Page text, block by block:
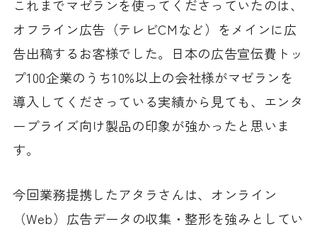
これまでマゼランを使ってくださっていたのは、
オフライン広告（テレビCMなど）をメインに広
告出稿するお客様でした。日本の広告宣伝費トッ
プ100企業のうち10%以上の会社様がマゼランを
導入してくださっている実績から見ても、エンタ
ープライズ向け製品の印象が強かったと思いま
す。
今回業務提携したアタラさんは、オンライン
（Web）広告データの収集・整形を強みとしてい